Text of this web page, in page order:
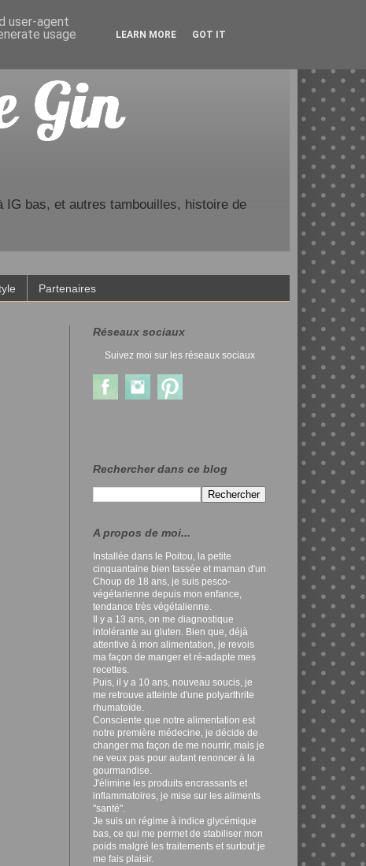
IG bas, et autres tambouilles, histoire de
Partenaires
Réseaux sociaux
Suivez moi sur les réseaux sociaux
Rechercher dans ce blog
A propos de moi...
Installée dans le Poitou, la petite
cinquantaine bien tassée et maman d'un
Choup de 18 ans, je suis pesco-
végétarienne depuis mon enfance,
tendance très végétalienne.
Il y a 13 ans, on me diagnostique
intolérante au gluten. Bien que, déjà
attentive à mon alimentation, je revois
ma façon de manger et ré-adapte mes
recettes.
Puis, il y a 10 ans, nouveau soucis, je
me retrouve atteinte d'une polyarthrite
rhumatoïde.
Consciente que notre alimentation est
notre première médecine, je décide de
changer ma façon de me nourrir, mais je
ne veux pas pour autant renoncer à la
gourmandise.
J'élimine les produits encrassants et
inflammatoires, je mise sur les aliments
"santé".
Je suis un régime à indice glycémique
bas, ce qui me permet de stabiliser mon
poids malgré les traitements et surtout je
me fais plaisir.
user-agent
usage
LEARN MORE GOT IT